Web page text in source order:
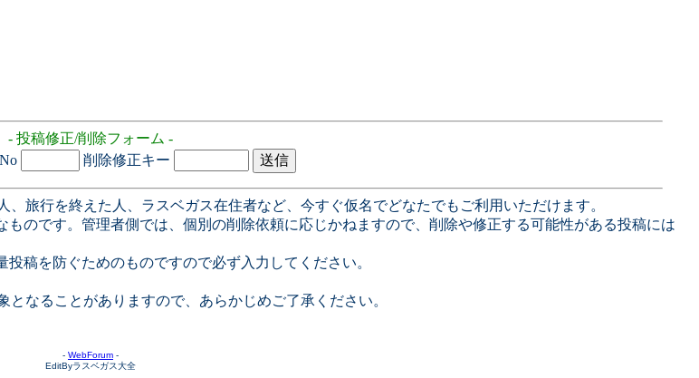
- 投稿修正/削除フォーム -
削除修正キー
旅行を終えた人、ラスベガス在住者など、今すぐ仮名でどなたでもご利用いただけます。
のです。管理者側では、個別の削除依頼に応じかねますので、削除や修正する可能性がある投稿には
稿を防ぐためのものですので必ず入力してください。
なることがありますので、あらかじめご了承ください。
- WebForum -
EditByラスベガス大全